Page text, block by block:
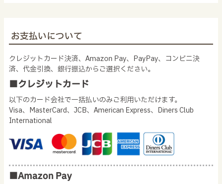
お支払いについて
クレジットカード決済、Amazon Pay、PayPay、コンビニ決
済、代金引換、銀行振込からご選択ください。
■クレジットカード
以下のカード会社で一括払いのみご利用いただけます。
Visa、MasterCard、JCB、American Express、Diners Club
International
■Amazon Pay